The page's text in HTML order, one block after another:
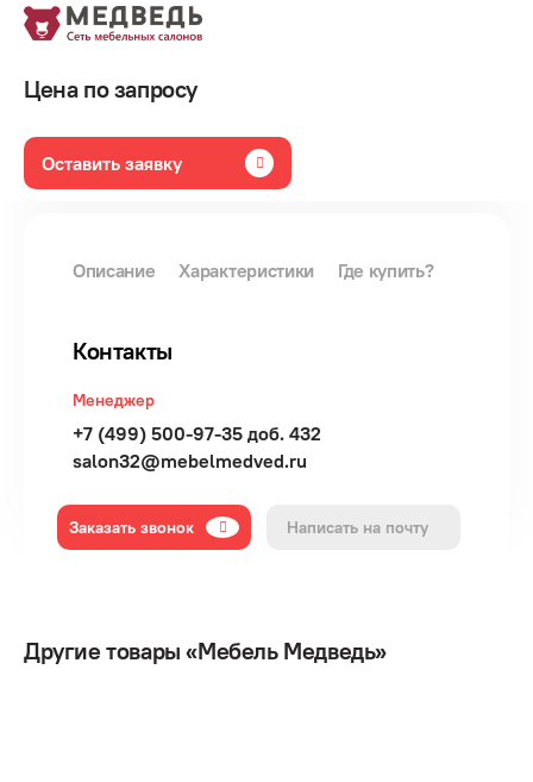
Цена по запросу
Оставить заявку
Описание Характеристики Где купить?
Контакты
Менеджер
+7 (499) 500-97-35 доб. 432
salon32@mebelmedved.ru
Заказать звонок Написать на почту
Другие товары «Мебель Медведь»